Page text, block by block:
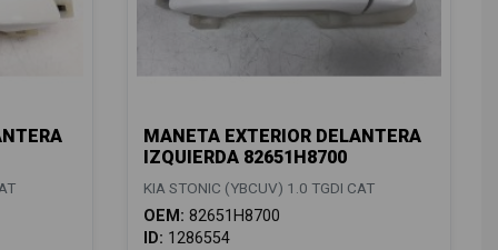
MANETA EXTERIOR DELANTERA
IZQUIERDA 82651H8700
KIA STONIC (YBCUV) 1.0 TGDI CAT
OEM: 82651H8700
ID: 1286554